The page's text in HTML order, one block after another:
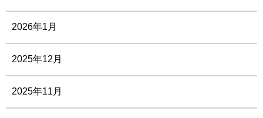
2026年1月
2025年12月
2025年11月